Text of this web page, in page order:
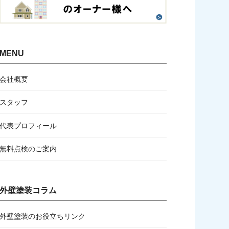
MENU
会社概要
スタッフ
代表プロフィール
無料点検のご案内
外壁塗装コラム
外壁塗装のお役立ちリンク